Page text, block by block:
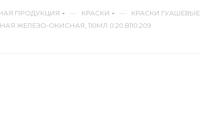
ПРОДУКЦИЯ — КРАСКИ — КРАСКИ ГУАШЕВЫЕ
ЖЕЛЕЗО-ОКИСНАЯ, 110МЛ 0.20.В110.209